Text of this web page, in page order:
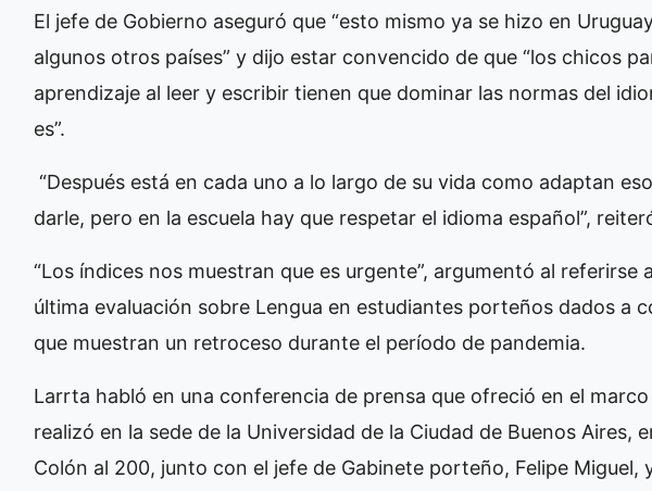
El jefe de Gobierno aseguró que “esto mismo ya se hizo en
algunos otros países” y dijo estar convencido de que “los chicos
aprendizaje al leer y escribir tienen que dominar las normas del
es”.
“Después está en cada uno a lo largo de su vida como adaptan
darle, pero en la escuela hay que respetar el idioma español”,
“Los índices nos muestran que es urgente”, argumentó al referirse
última evaluación sobre Lengua en estudiantes porteños dados a
que muestran un retroceso durante el período de pandemia.
Larrta habló en una conferencia de prensa que ofreció en el
realizó en la sede de la Universidad de la Ciudad de Buenos Aires,
Colón al 200, junto con el jefe de Gabinete porteño, Felipe Miguel,